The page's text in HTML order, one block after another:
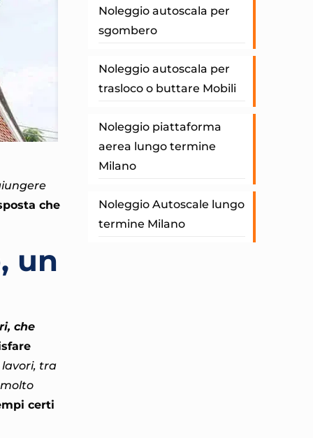
che
un
che
tra
certi
Noleggio autoscala per
sgombero
Noleggio autoscala per
trasloco o buttare Mobili
Noleggio piattaforma
aerea lungo termine
Milano
Noleggio Autoscale lungo
termine Milano